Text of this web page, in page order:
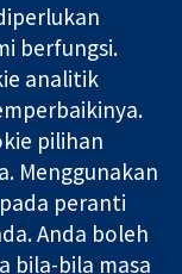
Hubungi kita
Berita
Pejabat
akhbar
Perihal Kami
Pekerjaan
Cochrane
Library
berfungsi.
analitik
pilihan
Menggunakan
peranti
Anda boleh
bila-bila masa